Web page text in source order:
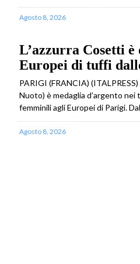
Agosto 8, 2026
L’azzurra Cosetti è
Europei di tuffi
PARIGI (FRANCIA)
Nuoto) è medaglia d’argento
femminili agli Europei di Parigi.
Agosto 8, 2026